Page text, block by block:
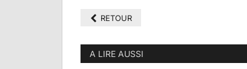
RETOUR
A LIRE AUSSI